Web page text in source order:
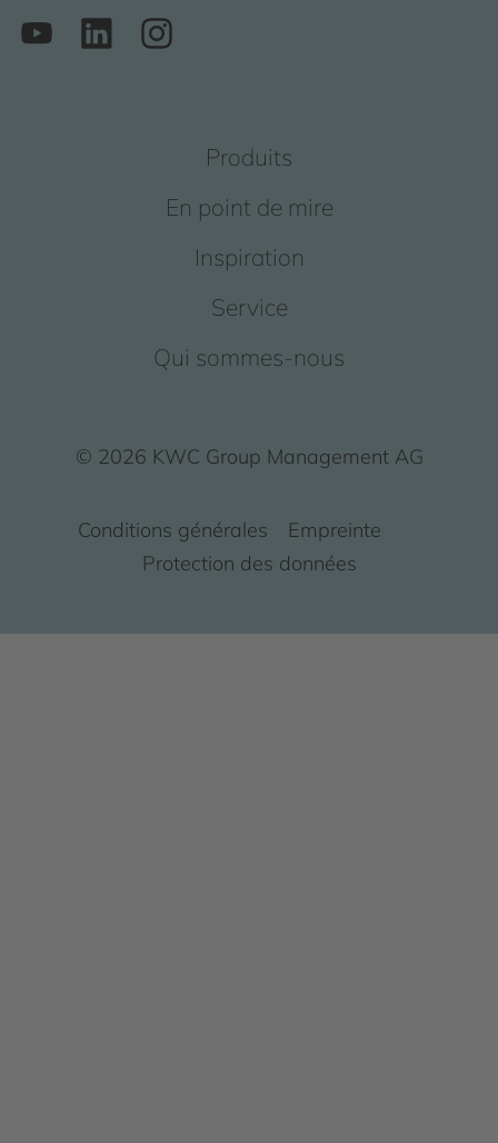
Produits
En point de mire
Inspiration
Service
Qui sommes-nous
© 2026 KWC Group Management AG
Conditions générales
Empreinte
Protection des données